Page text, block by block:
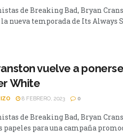
de Breaking Bad, Bryan
nueva temporada de Its Always
vuelve a
White
8 FEBRERO, 2023 0
de Breaking Bad, Bryan
papeles para una campaña